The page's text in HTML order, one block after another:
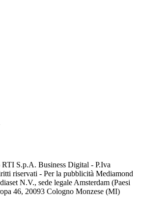
RTI S.p.A. Business Digital - P.Iva
riservati - Per la pubblicità Mediamond
N.V., sede legale Amsterdam (Paesi
46, 20093 Cologno Monzese (MI)